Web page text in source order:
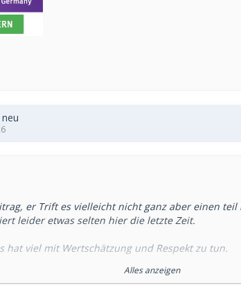
er Trift es vielleicht nicht ganz aber einen
leider etwas selten hier die letzte Zeit.
hat viel mit Wertschätzung und Respekt zu tun.
extrem da bin und vielleicht sollte ich wirklich
Alles anzeigen